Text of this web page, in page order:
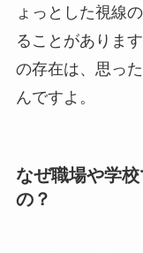
ょっとした視線
ることがありま
の存在は、思っ
んですよ。
なぜ職場や学
の？